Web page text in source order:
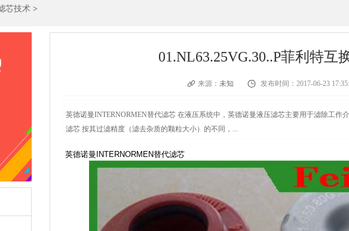
芯技术 >
01.NL63.25VG.30..P菲利特互
来源： 未知 发布时间：2017-06-23
英德诺曼INTERNORMEN替代滤芯 在液压系统中，英德诺曼液压滤芯主要用于滤除工作
滤芯 按其过滤精度（滤去杂质的颗粒大小）的不同，...
英德诺曼INTERNORMEN替代滤芯